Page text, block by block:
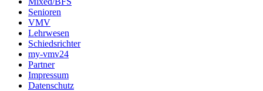
Senioren
VMV
Lehrwesen
Schiedsrichter
my-vmv24
Partner
Impressum
Datenschutz